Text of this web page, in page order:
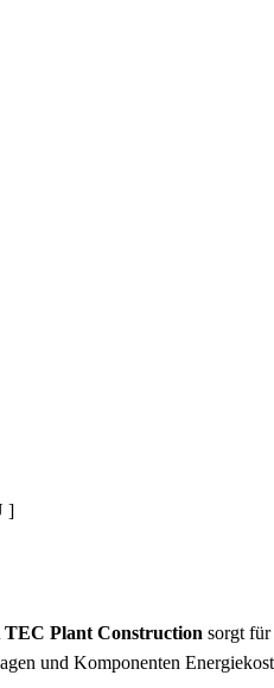
]
TEC Plant Construction sorgt
und Komponenten